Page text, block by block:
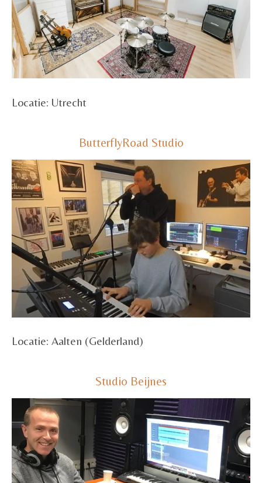
Locatie: Utrecht
ButterflyRoad Studio
Locatie: Aalten (Gelderland)
Studio Beijnes